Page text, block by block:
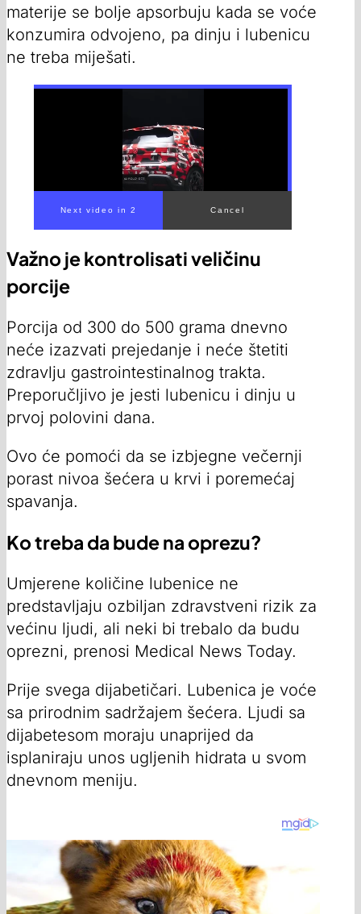
materije se bolje apsorbuju kada se voće
konzumira odvojeno, pa dinju i lubenicu
ne treba miješati.
Važno je kontrolisati veličinu
porcije
Porcija od 300 do 500 grama dnevno
neće izazvati prejedanje i neće štetiti
zdravlju gastrointestinalnog trakta.
Preporučljivo je jesti lubenicu i dinju u
prvoj polovini dana.
Ovo će pomoći da se izbjegne večernji
porast nivoa šećera u krvi i poremećaj
spavanja.
Ko treba da bude na oprezu?
Umjerene količine lubenice ne
predstavljaju ozbiljan zdravstveni rizik za
većinu ljudi, ali neki bi trebalo da budu
oprezni, prenosi Medical News Today.
Prije svega dijabetičari. Lubenica je voće
sa prirodnim sadržajem šećera. Ljudi sa
dijabetesom moraju unaprijed da
isplaniraju unos ugljenih hidrata u svom
dnevnom meniju.